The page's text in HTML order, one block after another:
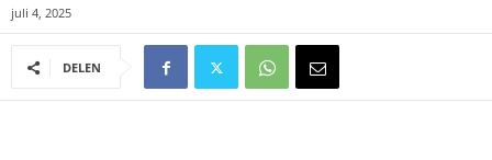
juli 4, 2025
DELEN